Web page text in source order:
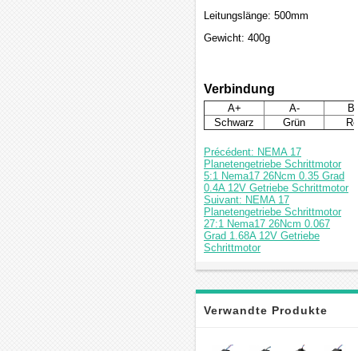
Leitungslänge: 500mm
Gewicht: 400g
Verbindung
A+ A-
Schwarz
Grün
Précédent: NEMA 17
Planetengetriebe Schrittmotor
5:1 Nema17 26Ncm 0.35 Grad
0.4A 12V Getriebe Schrittmotor
Suivant: NEMA 17
Planetengetriebe Schrittmotor
27:1 Nema17 26Ncm 0.067
Grad 1.68A 12V Getriebe
Schrittmotor
Verwandte Produkte